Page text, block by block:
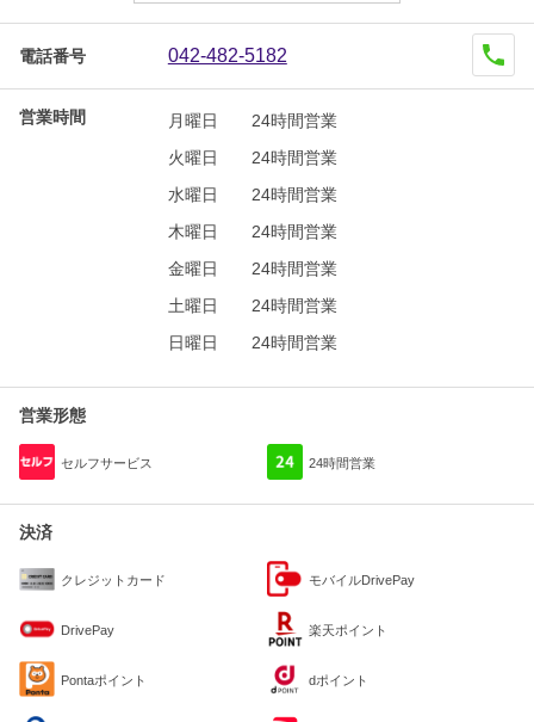
電話番号 042-482-5182
営業時間 月曜日
24時間営業
火曜日
24時間営業
水曜日
24時間営業
木曜日
24時間営業
金曜日
24時間営業
土曜日
24時間営業
日曜日
24時間営業
営業形態
セルフサービス 24時間営業
決済
クレジットカード モバイルDrivePay
DrivePay 楽天ポイント
Pontaポイント dポイント